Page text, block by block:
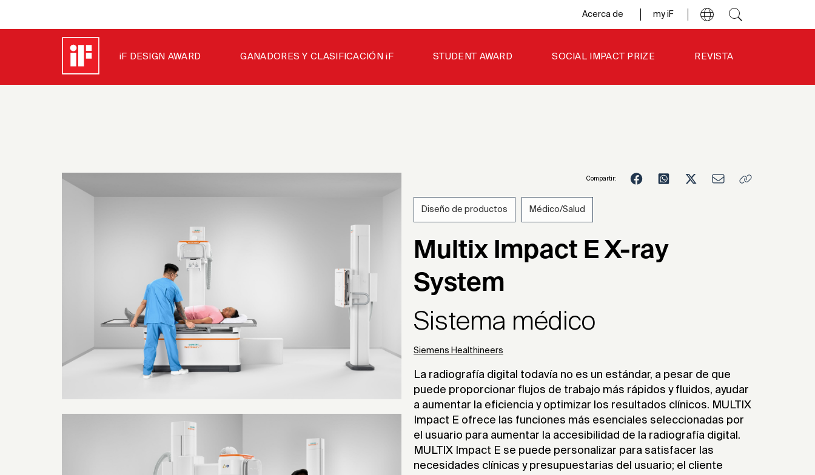
Acerca de my iF
iF DESIGN AWARD GANADORES Y CLASIFICACIÓN iF STUDENT AWARD SOCIAL IMPACT PRIZE REVISTA
Compartir:
Diseño de productos Médico/Salud
Multix Impact E X-ray
System
Sistema médico
Siemens Healthineers
La radiografía digital todavía no es un estándar, a pesar de que
puede proporcionar flujos de trabajo más rápidos y fluidos, ayudar
a aumentar la eficiencia y optimizar los resultados clínicos. MULTIX
Impact E ofrece las funciones más esenciales seleccionadas por
el usuario para aumentar la accesibilidad de la radiografía digital.
MULTIX Impact E se puede personalizar para satisfacer las
necesidades clínicas y presupuestarias del usuario; el cliente